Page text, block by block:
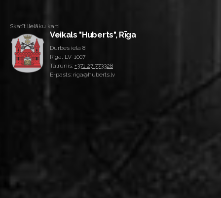
Skatīt lielāku karti
Veikals "Huberts", Rīga
Durbes iela 8
Rīga, LV-1007
Tālrunis: +371 27 773328
E-pasts: riga@huberts.lv